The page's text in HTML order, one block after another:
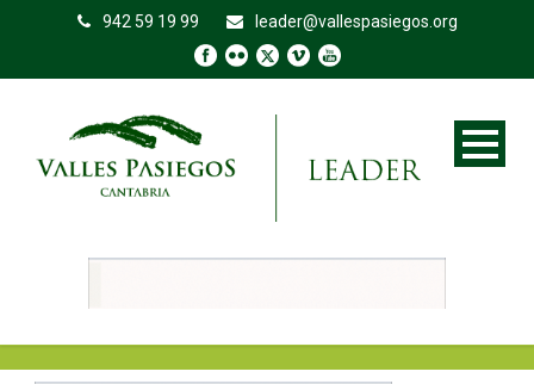
942 59 19 99 leader@vallespasiegos.org